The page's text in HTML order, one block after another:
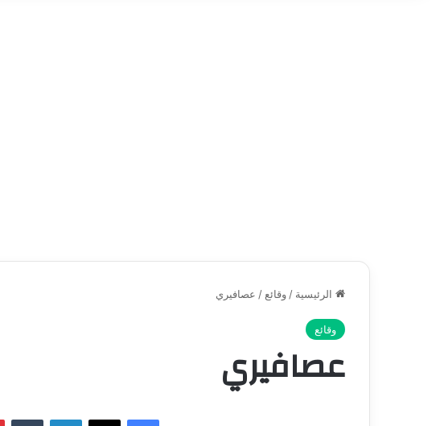
الرئيسية / وقائع / عصافيري
وقائع
عصافيري
فيسبوك ‫X لينكدإن ‏Tumblr